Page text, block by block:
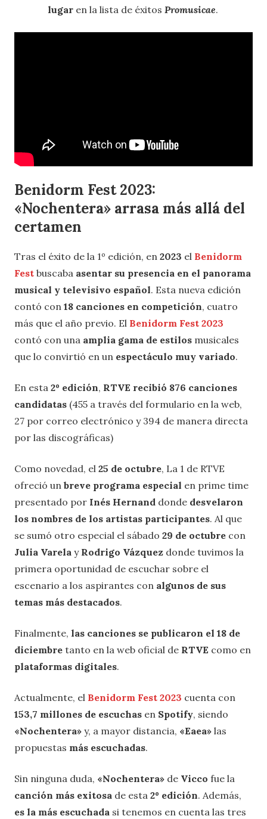
lugar en la lista de éxitos Promusicae.
Benidorm Fest 2023:
«Nochentera» arrasa más allá del
certamen
Tras el éxito de la 1º edición, en 2023 el Benidorm
Fest buscaba asentar su presencia en el panorama
musical y televisivo español. Esta nueva edición
contó con 18 canciones en competición, cuatro
más que el año previo. El Benidorm Fest 2023
contó con una amplia gama de estilos musicales
que lo convirtió en un espectáculo muy variado.
En esta 2º edición, RTVE recibió 876 canciones
candidatas (455 a través del formulario en la web,
27 por correo electrónico y 394 de manera directa
por las discográficas)
Como novedad, el 25 de octubre, La 1 de RTVE
ofreció un breve programa especial en prime time
presentado por Inés Hernand donde desvelaron
los nombres de los artistas participantes. Al que
se sumó otro especial el sábado 29 de octubre con
Julia Varela y Rodrigo Vázquez donde tuvimos la
primera oportunidad de escuchar sobre el
escenario a los aspirantes con algunos de sus
temas más destacados.
Finalmente, las canciones se publicaron el 18 de
diciembre tanto en la web oficial de RTVE como en
plataformas digitales.
Actualmente, el Benidorm Fest 2023 cuenta con
153,7 millones de escuchas en Spotify, siendo
«Nochentera» y, a mayor distancia, «Eaea» las
propuestas más escuchadas.
Sin ninguna duda, «Nochentera» de Vicco fue la
canción más exitosa de esta 2º edición. Además,
es la más escuchada si tenemos en cuenta las tres